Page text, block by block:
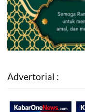
Advertorial :